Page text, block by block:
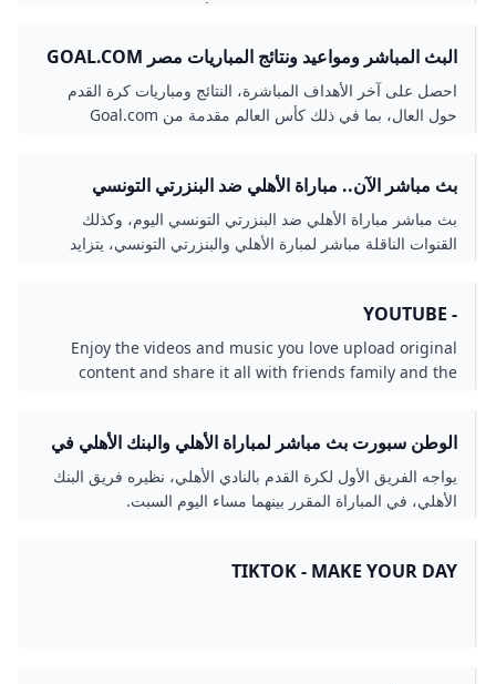
بهزيمة بهدف نظيف. تابع معنا للمزيد من التفاصيل حول بث مباشر
مباراة الاهلي اليوم.
البث المباشر ومواعيد ونتائج المباريات مصر GOAL.COM
احصل على آخر الأهداف المباشرة، النتائج ومباريات كرة القدم
حول العال، بما في ذلك كأس العالم مقدمة من Goal.com
بث مباشر الآن.. مباراة الأهلي ضد البنزرتي التونسي
(الاستوديو التحليلي) المصري اليوم
بث مباشر مباراة الأهلي ضد البنزرتي التونسي اليوم، وكذلك
القنوات الناقلة مباشر لمبارة الأهلي والبنزرتي التونسي، يتزايد
- YOUTUBE
Enjoy the videos and music you love upload original
content and share it all with friends family and the
الوطن سبورت بث مباشر لمباراة الأهلي والبنك الأهلي في
الدوري الممتاز بجودة عالية
يواجه الفريق الأول لكرة القدم بالنادي الأهلي، نظيره فريق البنك
الأهلي، في المباراة المقرر بينهما مساء اليوم السبت.
TIKTOK - MAKE YOUR DAY